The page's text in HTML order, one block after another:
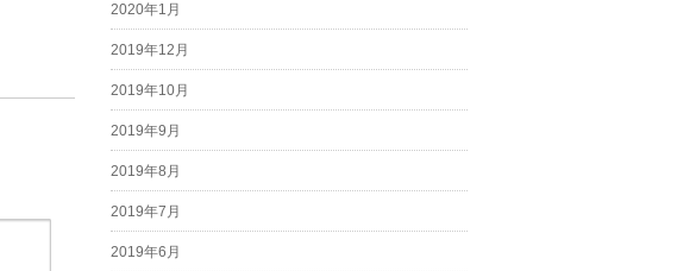
2020年1月
2019年12月
2019年10月
2019年9月
2019年8月
2019年7月
2019年6月